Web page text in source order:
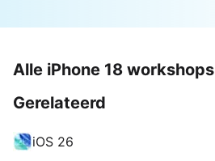
Gerelateerd
iOS 26
Alle iPhone 18 workshops